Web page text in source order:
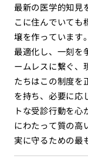
最新の医学的知見
こに住んでいても
壌を作っています
最適化し、一刻を
ームレスに繋ぐ、
たちはこの制度を
を持ち、必要に応
トな受診行動を
にわたって質の高
実に守るための最